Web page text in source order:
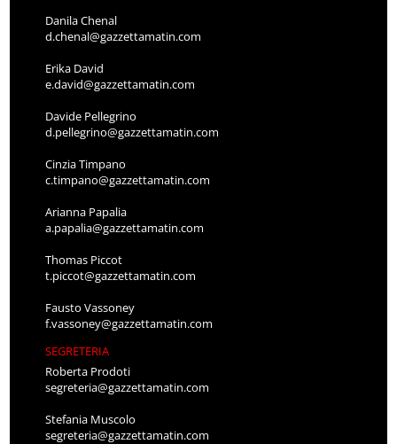
Danila Chenal
d.chenal@gazzettamatin.com
Erika David
e.david@gazzettamatin.com
Davide Pellegrino
d.pellegrino@gazzettamatin.com
Cinzia Timpano
c.timpano@gazzettamatin.com
Arianna Papalia
a.papalia@gazzettamatin.com
Thomas Piccot
t.piccot@gazzettamatin.com
Fausto Vassoney
f.vassoney@gazzettamatin.com
SEGRETERIA
Roberta Prodoti
segreteria@gazzettamatin.com
Stefania Muscolo
segreteria@gazzettamatin.com